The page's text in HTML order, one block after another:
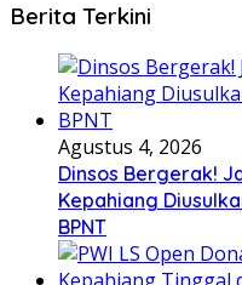
Berita Terkini
Agustus 4, 2026
Dinsos Bergerak!
Kepahiang
BPNT